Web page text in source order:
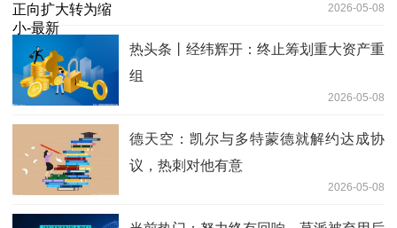
2026-05-08
热头条丨经纬辉开：终止筹划重大资产重
组
2026-05-08
德天空：凯尔与多特蒙德就解约达成协
议，热刺对他有意
2026-05-08